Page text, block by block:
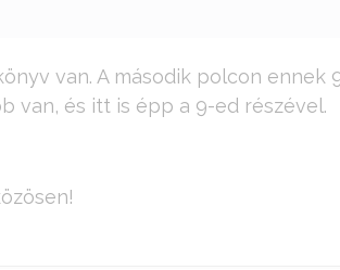
van. A második polcon ennek
van, és itt is épp a 9-ed részével.